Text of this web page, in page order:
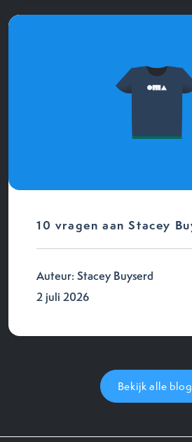
10 vragen aan Stacey
Auteur: Stacey Buyserd
2 juli 2026
Bekijk alle